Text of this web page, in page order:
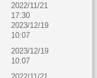
2022/11/21
17:30
2023/12/19
10:07
2023/12/19
10:07